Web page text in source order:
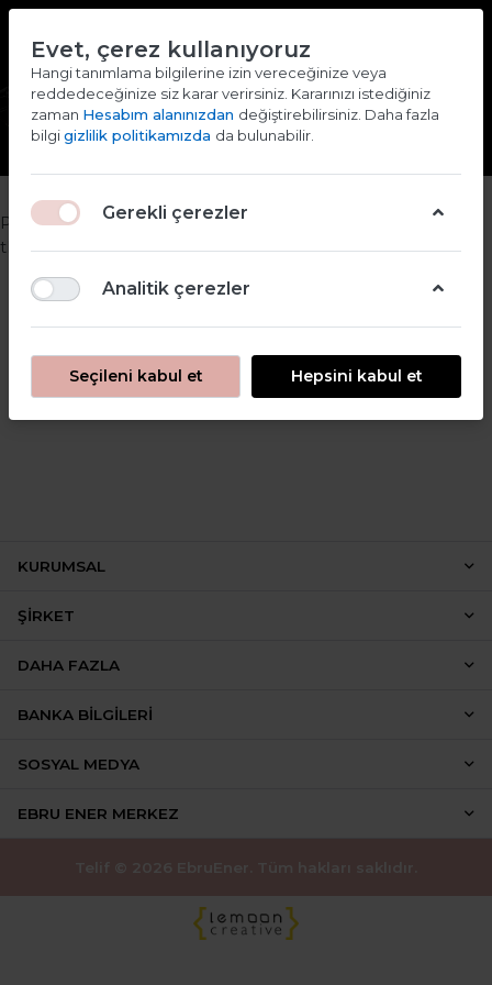
Giriş yap Kaydol
Put your "About Us" information here. You can edit this in
the admin site.
KURUMSAL
ŞIRKET
DAHA FAZLA
BANKA BILGILERI
SOSYAL MEDYA
EBRU ENER MERKEZ
Evet, çerez kullanıyoruz
Hangi tanımlama bilgilerine izin vereceğinize veya
reddedeceğinize siz karar verirsiniz. Kararınızı istediğiniz
zaman Hesabım alanınızdan değiştirebilirsiniz. Daha fazla
bilgigizlilik politikamızda da bulunabilir.
Gerekli çerezler
Analitik çerezler
Seçileni kabul et Hepsini kabul et